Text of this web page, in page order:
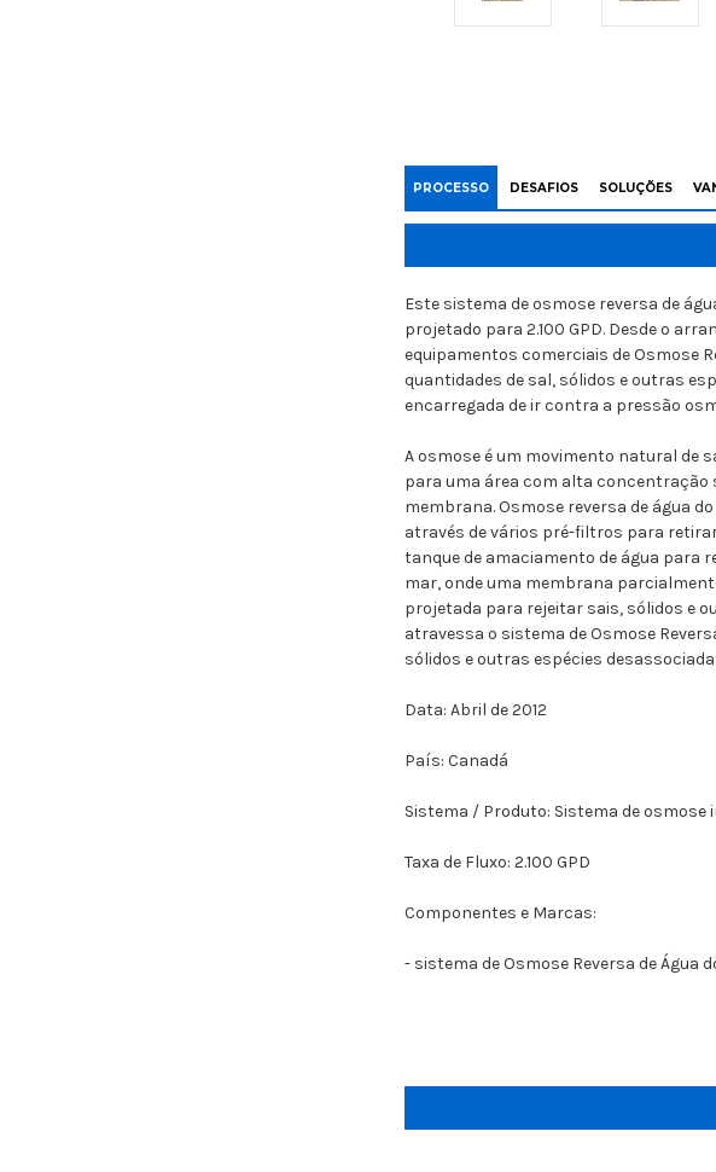
PROCESSO DESAFIOS SOLUÇÕES
Este sistema de osmose reversa de
projetado para 2.100 GPD. Desde o
equipamentos comerciais de Osmose
quantidades de sal, sólidos e outras
encarregada de ir contra a pressão
A osmose é um movimento natural de
para uma área com alta concentração
membrana. Osmose reversa de água
através de vários pré-filtros para
tanque de amaciamento de água para
mar, onde uma membrana
projetada para rejeitar sais, sólidos e
atravessa o sistema de Osmose
sólidos e outras espécies
Data: Abril de 2012
País: Canadá
Sistema / Produto: Sistema de osmose
Taxa de Fluxo: 2.100 GPD
Componentes e Marcas:
- sistema de Osmose Reversa de Água